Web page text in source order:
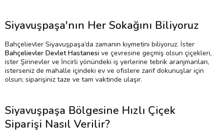
Siyavuşpaşa'nın Her Sokağını Biliyoruz
Bahçelievler Siyavuşpaşa’da zamanın kıymetini biliyoruz. İster
Bahçelievler Devlet Hastanesi ve çevresine geçmiş olsun çiçekleri,
ister Şirinevler ve İncirli yönündeki iş yerlerine tebrik aranjmanları,
isterseniz de mahalle içindeki ev ve ofislere zarif dokunuşlar için
olsun; siparişiniz taze ve tam vaktinde ulaşır.
Siyavuşpaşa Bölgesine Hızlı Çiçek
Siparişi Nasıl Verilir?